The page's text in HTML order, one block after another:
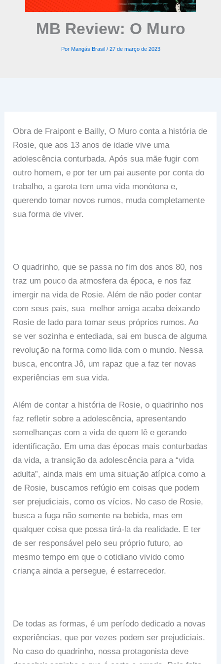
MB Review: O Muro
Por Mangás Brasil / 27 de março de 2023
Obra de Fraipont e Bailly, O Muro conta a história de
Rosie, que aos 13 anos de idade vive uma
adolescência conturbada. Após sua mãe fugir com
outro homem, e por ter um pai ausente por conta do
trabalho, a garota tem uma vida monótona e,
querendo tomar novos rumos, muda completamente
sua forma de viver.
O quadrinho, que se passa no fim dos anos 80, nos
traz um pouco da atmosfera da época, e nos faz
imergir na vida de Rosie. Além de não poder contar
com seus pais, sua melhor amiga acaba deixando
Rosie de lado para tomar seus próprios rumos. Ao
se ver sozinha e entediada, sai em busca de alguma
revolução na forma como lida com o mundo. Nessa
busca, encontra Jô, um rapaz que a faz ter novas
experiências em sua vida.
Além de contar a história de Rosie, o quadrinho nos
faz refletir sobre a adolescência, apresentando
semelhanças com a vida de quem lê e gerando
identificação. Em uma das épocas mais conturbadas
da vida, a transição da adolescência para a “vida
adulta”, ainda mais em uma situação atípica como a
de Rosie, buscamos refúgio em coisas que podem
ser prejudiciais, como os vícios. No caso de Rosie,
busca a fuga não somente na bebida, mas em
qualquer coisa que possa tirá-la da realidade. E ter
de ser responsável pelo seu próprio futuro, ao
mesmo tempo em que o cotidiano vivido como
criança ainda a persegue, é estarrecedor.
De todas as formas, é um período dedicado a novas
experiências, que por vezes podem ser prejudiciais.
No caso do quadrinho, nossa protagonista deve